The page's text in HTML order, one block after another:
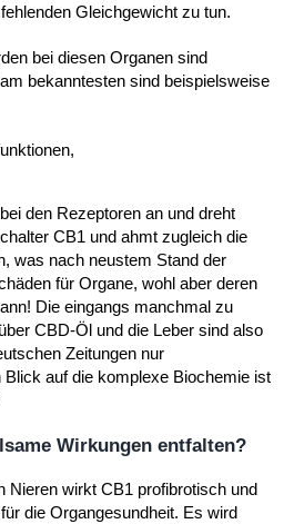
Gleichgewicht zu tun.
bei diesen Organen sind
bekanntesten sind beispielsweise
den Rezeptoren an und dreht
CB1 und ahmt zugleich die
was nach neustem Stand der
für Organe, wohl aber deren
Die eingangs manchmal zu
CBD-Öl und die Leber sind also
Zeitungen nur
Blick auf die komplexe Biochemie ist
Wirkungen entfalten?
Nieren wirkt CB1 profibrotisch und
die Organgesundheit. Es wird